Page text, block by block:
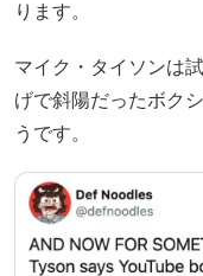
ります。
マイク・タイソンは
げで斜陽だったボク
うです。